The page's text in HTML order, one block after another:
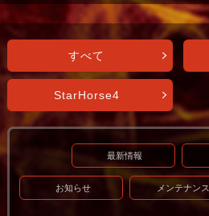
すべて
StarHorse4
最新情報
お知らせ メンテナンス